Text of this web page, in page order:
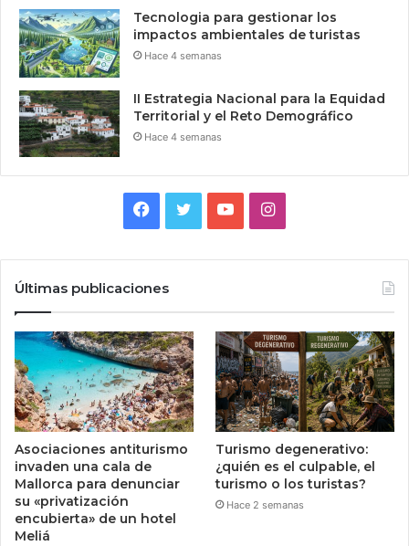
Tecnologia para gestionar los
impactos ambientales de turistas
Hace 4 semanas
II Estrategia Nacional para la Equidad
Territorial y el Reto Demográfico
Hace 4 semanas
Facebook
TwitterYouTubeInstagram
Últimas publicaciones
Asociaciones antiturismo
invaden una cala de
Mallorca para denunciar
su «privatización
encubierta» de un hotel
Meliá
Turismo degenerativo:
¿quién es el culpable, el
turismo o los turistas?
Hace 2 semanas